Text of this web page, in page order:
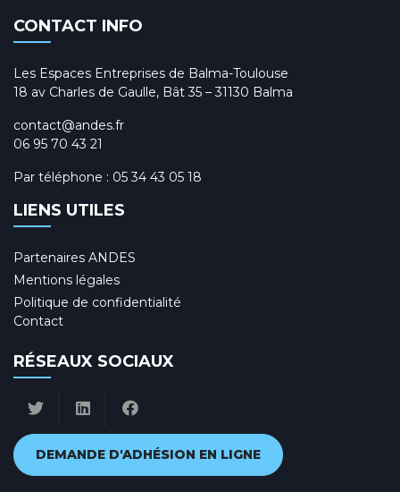
CONTACT INFO
Les Espaces Entreprises de Balma-Toulouse
18 av Charles de Gaulle, Bât 35 – 31130 Balma
contact@andes.fr
06 95 70 43 21
Par téléphone : 05 34 43 05 18
LIENS UTILES
Partenaires ANDES
Mentions légales
Politique de confidentialité
Contact
RÉSEAUX SOCIAUX
DEMANDE D'ADHÉSION EN LIGNE